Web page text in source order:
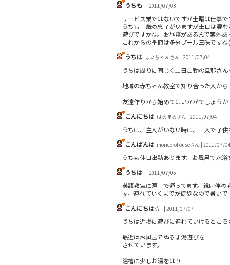
うちも | 2011/07/03
サービス業ではないですが土曜は仕事で
うちも一歳の息子がいますが土日は混
遊びですかね。お昼寝があるんで案外
これからの季節は多分プール三昧ですね
うちは まいちゃんさん | 2011/07/04
うちは周りに同じく土日出勤の旦那さ
地域の赤ちゃん教室で知り合った人から
友達作りから始めてはいかがでしょうか
こんにちは はるまるさん | 2011/07/04
うちは、主人がいない時は、一人で子
こんばんは moricorohouseさん | 2011/07/04
うちも休日出勤あります。お風呂で水浴
うちは | 2011/07/05
英語教室に週一で通ってます。親同伴
す。連れていくまでが徒歩なので暑いで
こんにちは☆ | 2011/07/07
うちは近場に遊びに連れていけるところ
最近はお風呂でぬるま湯遊びを
させています。
浴槽に少しお湯をはり